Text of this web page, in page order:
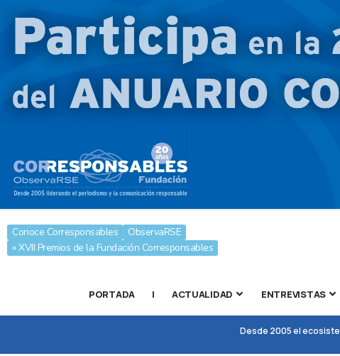
Conoce Corresponsables
ObservaRSE
» XVII Premios de la Fundación Corresponsables
PORTADA | ACTUALIDAD ENTREVISTAS
Desde 2005 el